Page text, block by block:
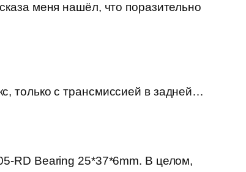
меня нашёл, что поразительно
только с трансмиссией в задней…
RD Bearing 25*37*6mm. В целом,